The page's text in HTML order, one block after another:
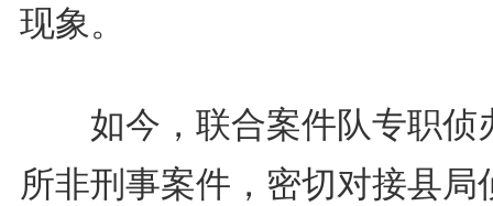
现象。
如今，联合案件队专职侦
所非刑事案件，密切对接县局